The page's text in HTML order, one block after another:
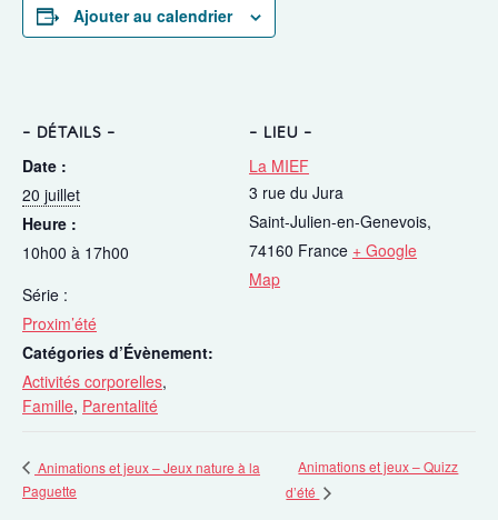
Ajouter au calendrier
DÉTAILS
Date :
20 juillet
Heure :
10h00 à 17h00
Série :
Proxim’été
Catégories d’Évènement:
Activités corporelles,
Famille, Parentalité
LIEU
La MIEF
3 rue du Jura
Saint-Julien-en-Genevois,
74160 France + Google
Map
Animations et jeux – Jeux nature à la
Paguette
Animations et jeux – Quizz
d’été